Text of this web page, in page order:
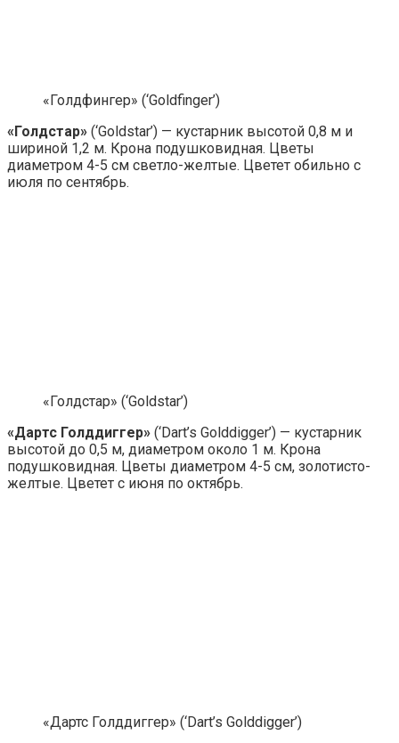
«Голдфингер» (‘Goldfinger’)
«Голдстар» (‘Goldstar’) — кустарник высотой 0,8 м и
шириной 1,2 м. Крона подушковидная. Цветы
диаметром 4-5 см светло-желтые. Цветет обильно с
июля по сентябрь.
«Голдстар» (‘Goldstar’)
«Дартс Голддиггер» (‘Dart’s Golddigger’) — кустарник
высотой до 0,5 м, диаметром около 1 м. Крона
подушковидная. Цветы диаметром 4-5 см, золотисто-
желтые. Цветет с июня по октябрь.
«Дартс Голддиггер» (‘Dart’s Golddigger’)